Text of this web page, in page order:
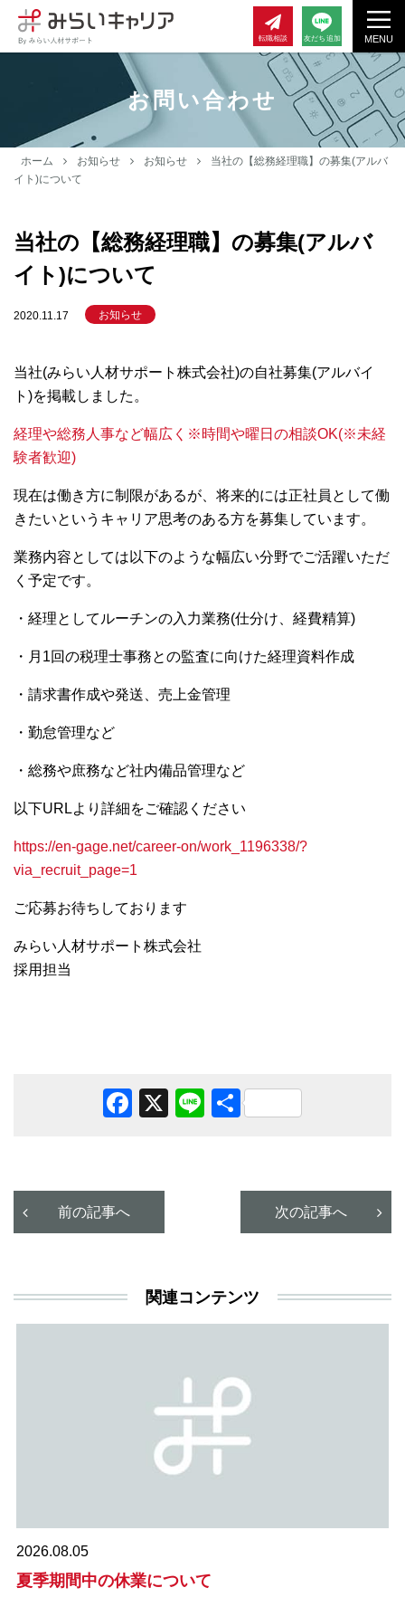
MENU
転職相談 友だち追加
お問い合わせ
ホーム お知らせ お知らせ
当社の【総務経理職】の募集(アルバ
イト)について
当社の【総務経理職】の募集(アルバ
イト)について
2020.11.17 お知らせ
当社(みらい人材サポート株式会社)の自社募集(アルバイ
ト)を掲載しました。
経理や総務人事など幅広く※時間や曜日の相談OK(※未経
験者歓迎)
現在は働き方に制限があるが、将来的には正社員として働
きたいというキャリア思考のある方を募集しています。
業務内容としては以下のような幅広い分野でご活躍いただ
く予定です。
・経理としてルーチンの入力業務(仕分け、経費精算)
・月1回の税理士事務との監査に向けた経理資料作成
・請求書作成や発送、売上金管理
・勤怠管理など
・総務や庶務など社内備品管理など
以下URLより詳細をご確認ください
https://en-gage.net/career-on/work_1196338/?
via_recruit_page=1
ご応募お待ちしております
みらい人材サポート株式会社
採用担当
Facebook
X Line共
前の記事へ 次の記事へ
関連コンテンツ
2026.08.05
夏季期間中の休業について